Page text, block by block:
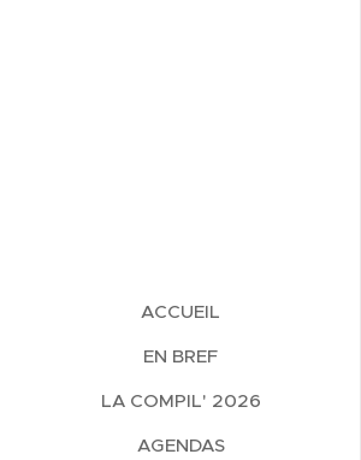
ACCUEIL
EN BREF
LA COMPIL' 2026
AGENDAS